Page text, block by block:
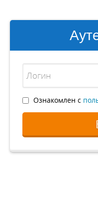
Ознакомлен с